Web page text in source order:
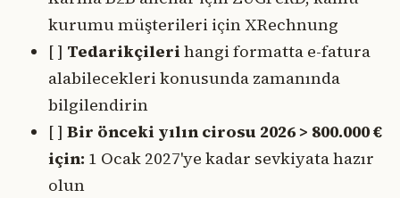
kurumu müşterileri için XRechnung
[ ] Tedarikçilerihangi formatta e-fatura
alabilecekleri konusunda zamanında
bilgilendirin
[ ] Bir önceki yılın cirosu 2026 > 800.000 €
için: 1 Ocak 2027'ye kadar sevkiyata hazır
olun